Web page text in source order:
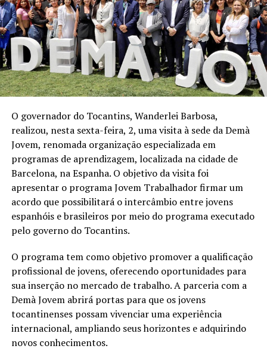
O governador do Tocantins, Wanderlei Barbosa,
realizou, nesta sexta-feira, 2, uma visita à sede da Demà
Jovem, renomada organização especializada em
programas de aprendizagem, localizada na cidade de
Barcelona, na Espanha. O objetivo da visita foi
apresentar o programa Jovem Trabalhador firmar um
acordo que possibilitará o intercâmbio entre jovens
espanhóis e brasileiros por meio do programa executado
pelo governo do Tocantins.
O programa tem como objetivo promover a qualificação
profissional de jovens, oferecendo oportunidades para
sua inserção no mercado de trabalho. A parceria com a
Demà Jovem abrirá portas para que os jovens
tocantinenses possam vivenciar uma experiência
internacional, ampliando seus horizontes e adquirindo
novos conhecimentos.